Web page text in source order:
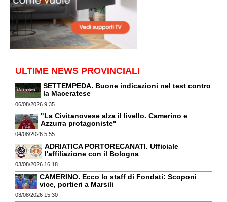
ULTIME NEWS PROVINCIALI
SETTEMPEDA. Buone indicazioni nel test contro
la Maceratese
06/08/2026 9:35
"La Civitanovese alza il livello. Camerino e
Azzurra protagoniste"
04/08/2026 5:55
ADRIATICA PORTORECANATI. Ufficiale
l'affiliazione con il Bologna
03/08/2026 16:18
CAMERINO. Ecco lo staff di Fondati: Scoponi
vice, portieri a Marsili
03/08/2026 15:30